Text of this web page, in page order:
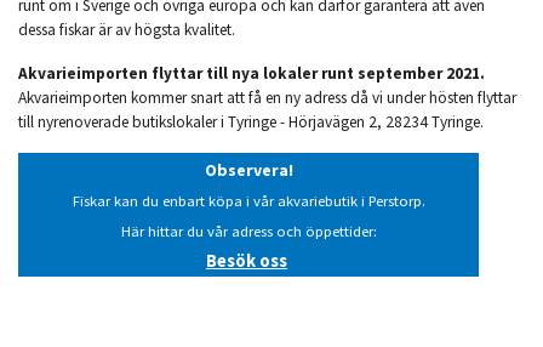
runt om i Sverige och övriga europa och kan därför garantera att även
dessa fiskar är av högsta kvalitet.
Akvarieimporten flyttar till nya lokaler runt september 2021.
Akvarieimporten kommer snart att få en ny adress då vi under hösten flyttar
till nyrenoverade butikslokaler i Tyringe - Hörjavägen 2, 28234 Tyringe.
Observera!
Fiskar kan du enbart köpa i vår akvariebutik i Perstorp.
Här hittar du vår adress och öppettider:
Besök oss